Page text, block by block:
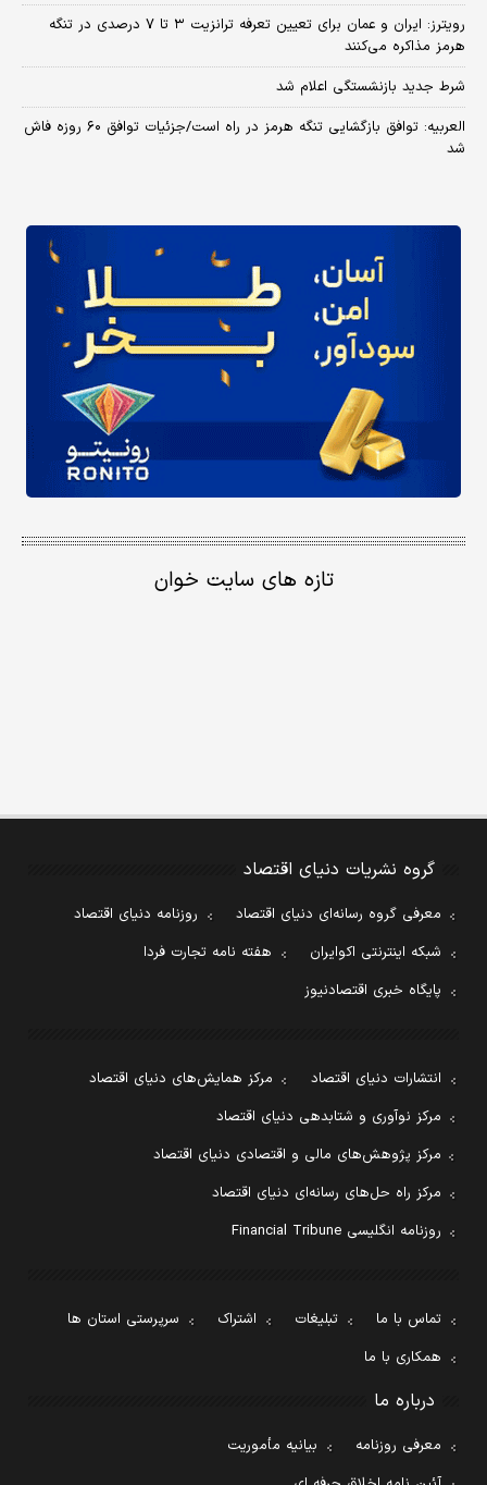
رویترز: ایران و عمان برای تعیین تعرفه ترانزیت ۳ تا ۷ درصدی در تنگه
هرمز مذاکره می‌کنند
شرط جدید بازنشستگی اعلام شد
العربیه: توافق بازگشایی تنگه هرمز در راه است/جزئیات توافق ۶۰ روزه فاش
شد
تازه های سایت خوان
گروه نشریات دنیای اقتصاد
معرفی گروه رسانه‌ای دنیای اقتصاد
روزنامه دنیای اقتصاد
شبکه اینترنتی اکوایران
هفته نامه تجارت فردا
پایگاه خبری اقتصادنیوز
انتشارات دنیای اقتصاد
مرکز همایش‌های دنیای اقتصاد
مرکز نوآوری و شتابدهی دنیای اقتصاد
مرکز پژوهش‌های مالی و اقتصادی دنیای اقتصاد
مرکز راه حل‌های رسانه‌ای دنیای اقتصاد
روزنامه انگلیسی Financial Tribune
تماس با ما تبلیغات اشتراک
سرپرستی استان ها
همکاری با ما
درباره ما
معرفی روزنامه
بیانیه مأموریت